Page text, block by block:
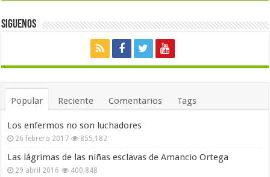
Siguenos
Popular Reciente Comentarios Tags
Los enfermos no son luchadores
26 febrero 2017 855,182
Las lágrimas de las niñas esclavas de Amancio Ortega
29 abril 2016 400,848